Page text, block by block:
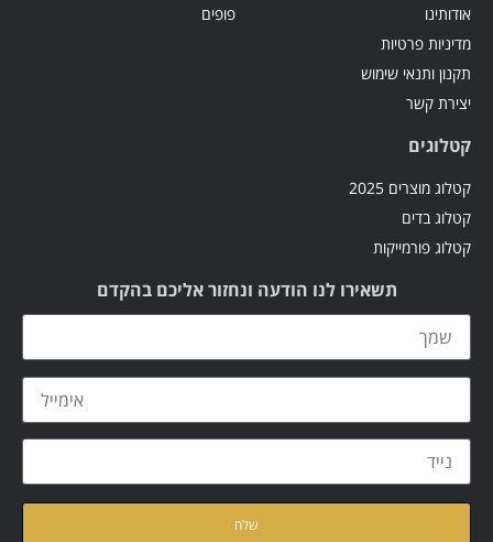
אודותינו
מדיניות פרטיות
תקנון ותנאי שימוש
יצירת קשר
פופים
קטלוגים
קטלוג מוצרים 2025
קטלוג בדים
קטלוג פורמייקות
תשאירו לנו הודעה ונחזור אליכם בהקדם
מדיניות הפרטיות